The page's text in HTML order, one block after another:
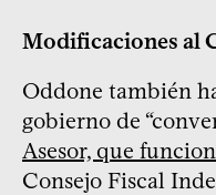
Modificaciones al
Oddone también
gobierno de
Asesor, que
Consejo Fiscal